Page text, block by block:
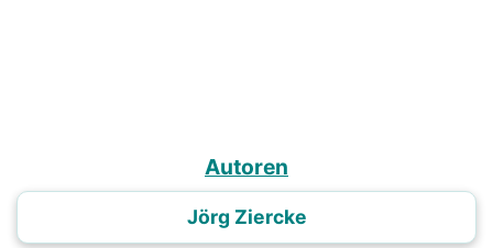
Autoren
Jörg Ziercke